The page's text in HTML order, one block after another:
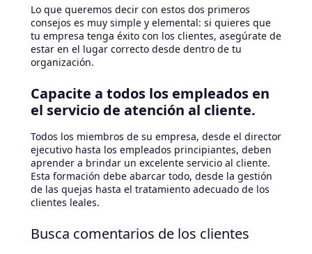
Lo que queremos decir con estos dos primeros
consejos es muy simple y elemental: si quieres que
tu empresa tenga éxito con los clientes, asegúrate de
estar en el lugar correcto desde dentro de tu
organización.
Capacite a todos los empleados en
el servicio de atención al cliente.
Todos los miembros de su empresa, desde el director
ejecutivo hasta los empleados principiantes, deben
aprender a brindar un excelente servicio al cliente.
Esta formación debe abarcar todo, desde la gestión
de las quejas hasta el tratamiento adecuado de los
clientes leales.
Busca comentarios de los clientes